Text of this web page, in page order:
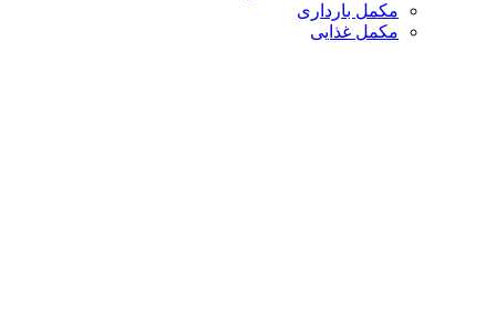
مکمل بارداری
مکمل غذایی